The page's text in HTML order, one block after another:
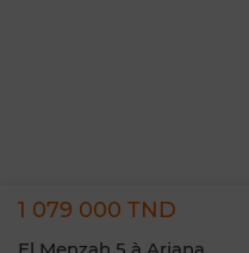
1 079 000 TND